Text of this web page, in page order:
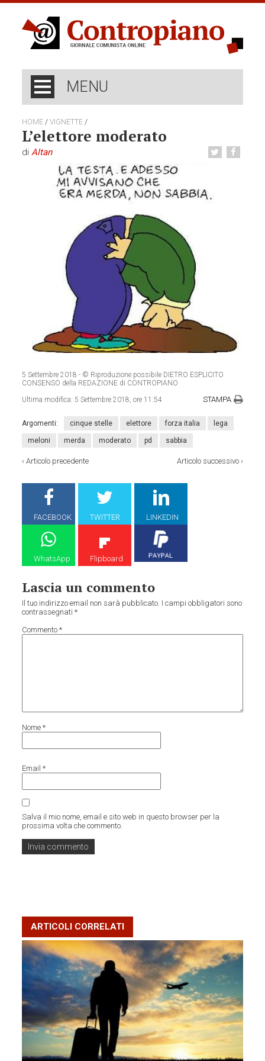
MENU
HOME /VIGNETTE /
L’elettore moderato
diAltan
5 Settembre 2018 - © Riproduzione possibile DIETRO ESPLICITO
CONSENSO della REDAZIONE di CONTROPIANO
Ultima modifica: 5 Settembre 2018, ore 11:54 STAMPA
Argomenti: cinque stelle elettore forza italia lega
meloni merda moderato pd sabbia
‹Articolo precedente Articolo successivo›
FACEBOOK TWITTER LINKEDIN
WhatsApp Flipboard
Lascia un commento
Il tuo indirizzo email non sarà pubblicato. I campi obbligatori sono
contrassegnati*
Commento*
Nome*
Email*
Salva il mio nome, email e sito web in questo browser per la
prossima volta che commento.
ARTICOLI CORRELATI